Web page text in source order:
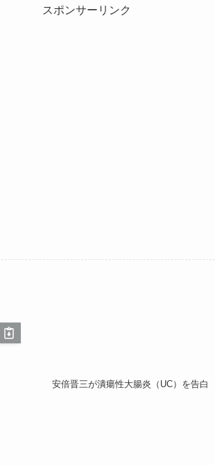
スポンサーリンク
安倍晋三が潰瘍性大腸炎（UC）を告白